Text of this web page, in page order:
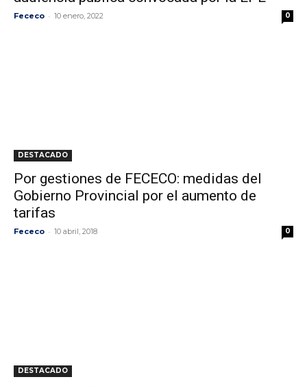
Fececo - 10 enero, 2022 0
DESTACADO
Por gestiones de FECECO: medidas del
Gobierno Provincial por el aumento de
tarifas
Fececo - 10 abril, 2018 0
DESTACADO